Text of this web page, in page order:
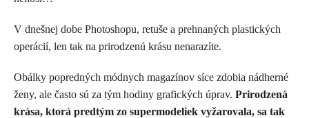
V dnešnej dobe Photoshopu, retuše a prehnaných plastických
operácií, len tak na prirodzenú krásu nenarazíte.
Obálky popredných módnych magazínov síce zdobia nádherné
ženy, ale často sú za tým hodiny grafických úprav. Prirodzená
krása, ktorá predtým zo supermodeliek vyžarovala, sa tak